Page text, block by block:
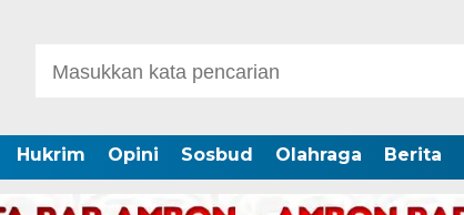
Hukrim Opini Sosbud Olahraga Berita